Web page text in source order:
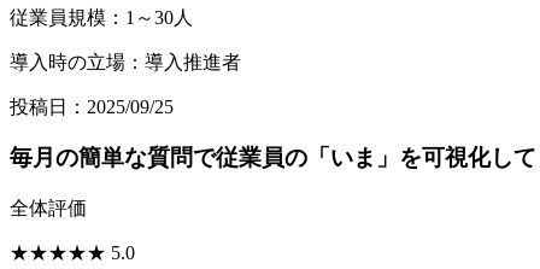
従業員規模：1～30人
導入時の立場：導入推進者
投稿日：2025/09/25
毎月の簡単な質問で従業員の「いま」を可視化し
全体評価
★★★★★ 5.0